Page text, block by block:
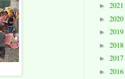
► 2021
► 2020
► 2019
► 2018
► 2017
► 2016